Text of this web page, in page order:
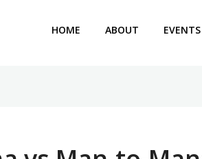
HOME ABOUT EVENTS